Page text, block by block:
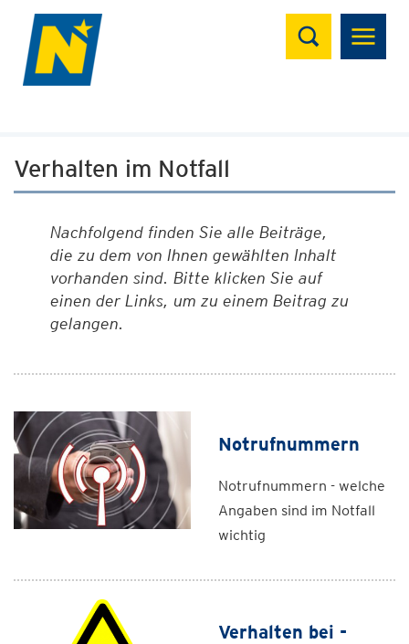
Suchen
Verhalten im Notfall
Nachfolgend finden Sie alle Beiträge,
die zu dem von Ihnen gewählten Inhalt
vorhanden sind. Bitte klicken Sie auf
einen der Links, um zu einem Beitrag zu
gelangen.
Notrufnummern
Notrufnummern - welche
Angaben sind im Notfall
wichtig
Verhalten bei -